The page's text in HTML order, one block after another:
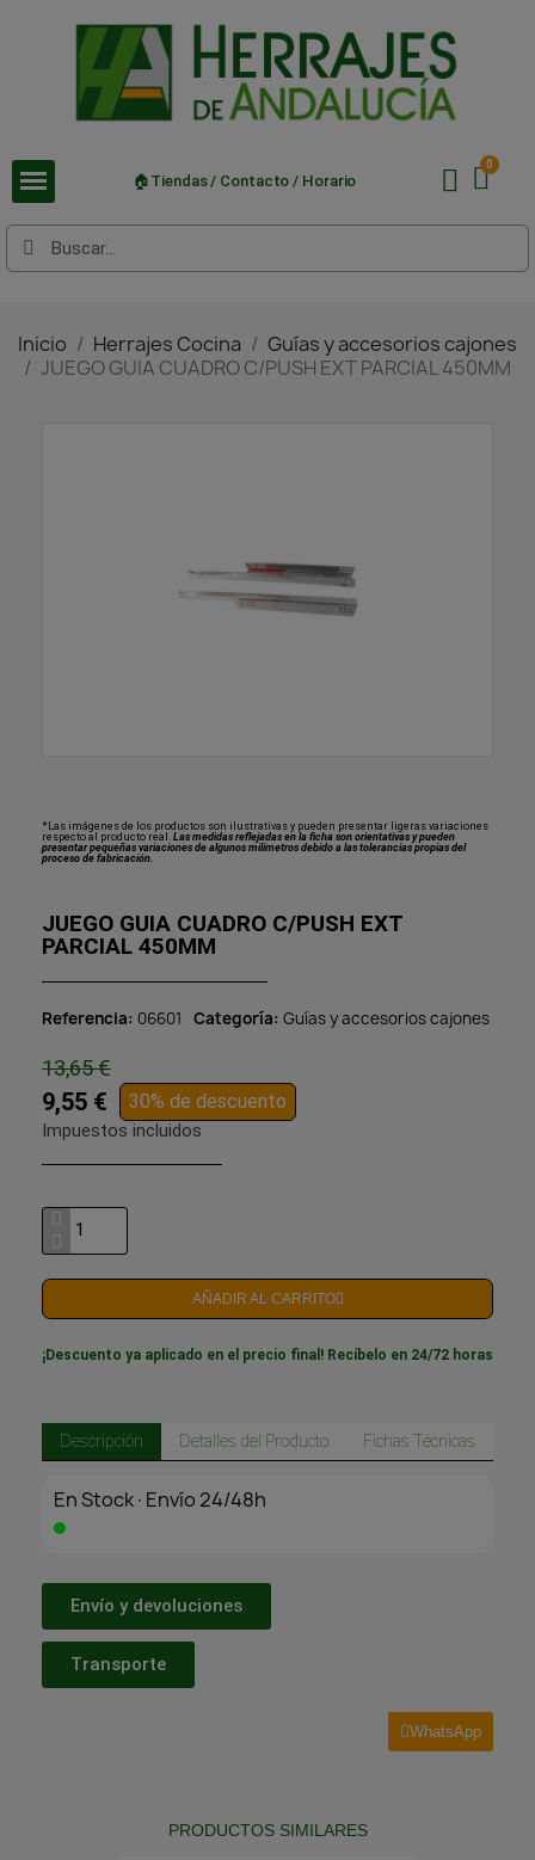
🏠Tiendas / Contacto / Horario
Inicio Herrajes Cocina
Guías y accesorios cajones
JUEGO GUIA CUADRO C/PUSH EXT PARCIAL 450MM
*Las imágenes de los productos son ilustrativas y pueden presentar ligeras variaciones
respecto al producto real. Las medidas reflejadas en la ficha son orientativas y pueden
presentar pequeñas variaciones de algunos milímetros debido a las tolerancias propias del
proceso de fabricación.
JUEGO GUIA CUADRO C/PUSH EXT
PARCIAL 450MM
Referencia 06601 Categoría Guías y accesorios cajones
13,65 €
9,55 € 30% de descuento
Impuestos incluidos
AÑADIR AL CARRITO
¡Descuento ya aplicado en el precio final! Recíbelo en 24/72 horas
Descripción Detalles del Producto Fichas Técnicas
En Stock·Envío 24/48h
Envío y devoluciones
Transporte
WhatsApp
PRODUCTOS SIMILARES